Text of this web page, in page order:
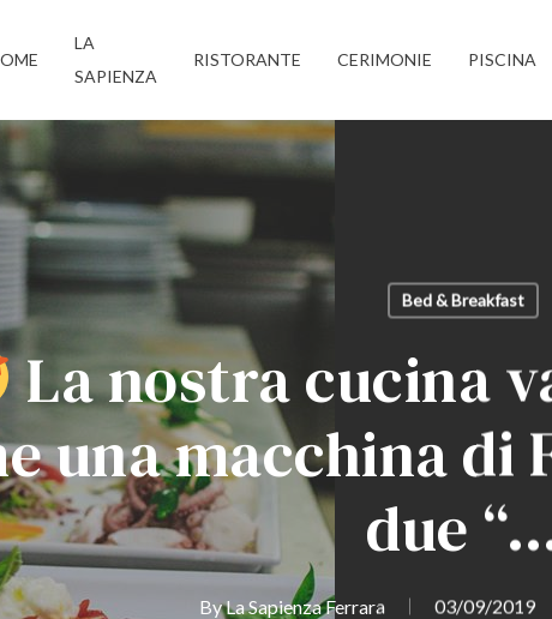
LA
SAPIENZA
RISTORANTE CERIMONIE PISCINA
Bed & Breakfast
La nostra cucina
una macchina di
due
ByLa Sapienza Ferrara 03/09/2019